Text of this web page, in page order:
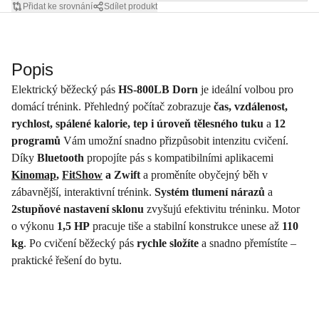
Přidat ke srovnání Sdílet produkt
Popis
Elektrický běžecký pás HS-800LB Dorn je ideální volbou pro
domácí trénink. Přehledný počítač zobrazuje čas, vzdálenost,
rychlost, spálené kalorie, tep i úroveň tělesného tuku a 12
programů Vám umožní snadno přizpůsobit intenzitu cvičení.
Díky Bluetooth propojíte pás s kompatibilními aplikacemi
Kinomap, FitShow a Zwift a proměníte obyčejný běh v
zábavnější, interaktivní trénink. Systém tlumení nárazů a
2stupňové nastavení sklonu zvyšujú efektivitu tréninku. Motor
o výkonu 1,5 HP pracuje tiše a stabilní konstrukce unese až 110
kg. Po cvičení běžecký pás rychle složíte a snadno přemístíte –
praktické řešení do bytu.